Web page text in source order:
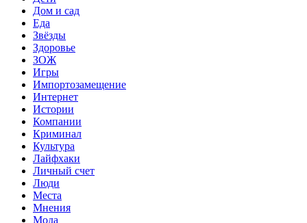
Дом и сад
Еда
Звёзды
Здоровье
ЗОЖ
Игры
Импортозамещение
Интернет
Истории
Компании
Криминал
Культура
Лайфхаки
Личный счет
Люди
Места
Мнения
Мода